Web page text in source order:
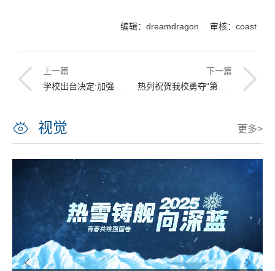
编辑：dreamdragon 审核：coast
上一篇
学校出台决定:加强学生工作
下一篇
热列祝贺我校勇夺“第四届亚太大学生机器人大赛”季军
视觉 更多>